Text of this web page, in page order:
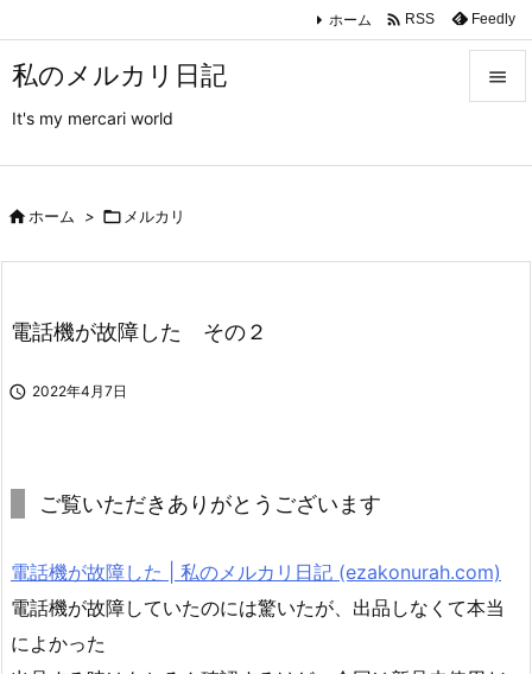
私のメルカリ日記
It's my mercari world

ホーム  RSS Feedly
ホーム >  メルカリ
電話機が故障した その２
 2022年4月7日
ご覧いただきありがとうございます
電話機が故障した | 私のメルカリ日記 (ezakonurah.com)
電話機が故障していたのには驚いたが、出品しなくて本当
によかった